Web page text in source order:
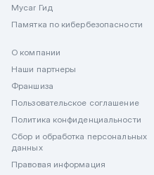
Mycar Гид
Памятка по кибербезопасности
О компании
Наши партнеры
Франшиза
Пользовательское соглашение
Политика конфиденциальности
Сбор и обработка персональных
данных
Правовая информация